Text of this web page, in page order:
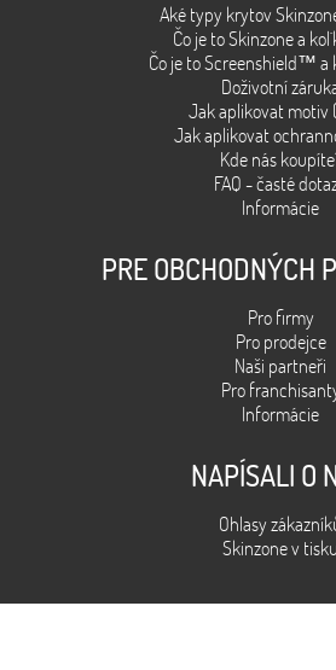
Aké typy krytov
Čo je to Skinzone a
Čo je to Screenshield™ a
Doživotní
Jak aplikovat motiv
Jak aplikovat
Kde nás
FAQ - časté
Informácie
PRE OBCHODNÝCH
Pro firmy
Pro prodejce
Naši partneři
Pro
Informácie
NAPÍSALI O
Ohlasy
Skinzone v tisku